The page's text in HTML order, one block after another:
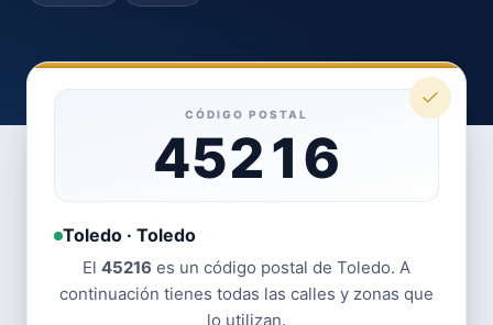
CÓDIGO POSTAL
45216
Toledo · Toledo
El 45216 es un código postal de Toledo. A
continuación tienes todas las calles y zonas que
lo utilizan.